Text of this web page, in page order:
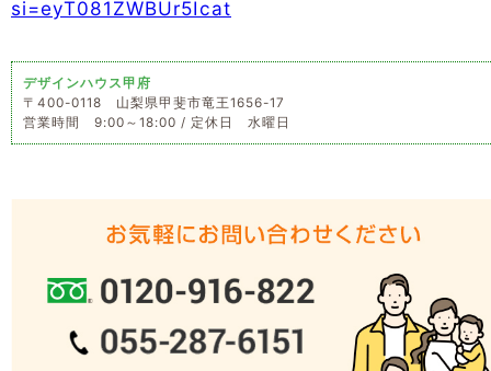
si=eyT081ZWBUr5Icat
デザインハウス甲府
〒400-0118 山梨県甲斐市竜王1656-17
営業時間 9:00～18:00 / 定休日 水曜日